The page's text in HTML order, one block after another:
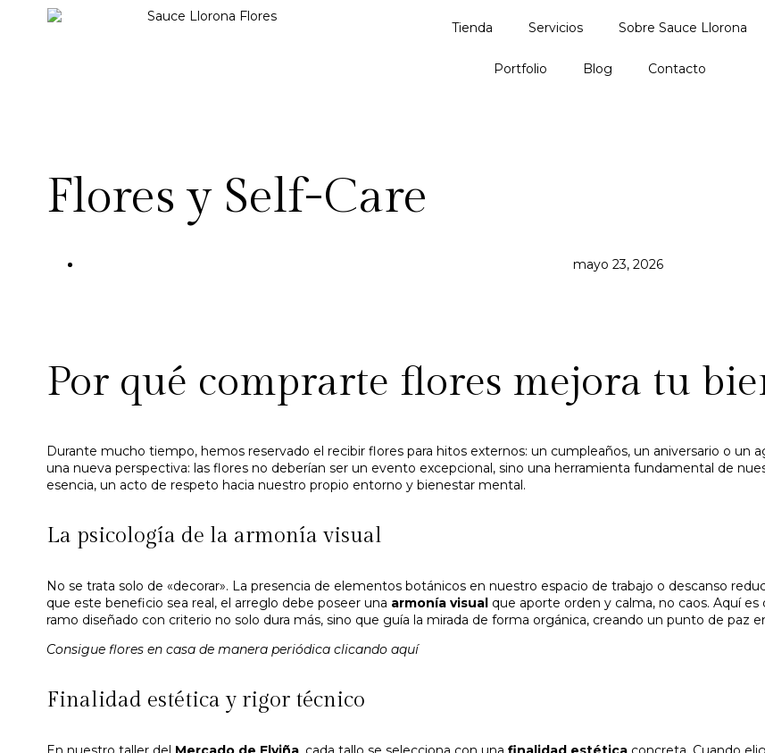
Tienda Servicios Sobre Sauce Llorona
Portfolio Blog Contacto
Flores y Self-Care
mayo 23, 2026
Por qué comprarte flores mejora tu
Durante mucho tiempo, hemos reservado el recibir flores para hitos externos: un cumpleaños, un aniversario o un
una nueva perspectiva: las flores no deberían ser un evento excepcional, sino una herramienta fundamental de
esencia, un acto de respeto hacia nuestro propio entorno y bienestar mental.
La psicología de la armonía visual
No se trata solo de «decorar». La presencia de elementos botánicos en nuestro espacio de trabajo o descanso
que este beneficio sea real, el arreglo debe poseer una armonía visual que aporte orden y calma, no caos. Aquí es
ramo diseñado con criterio no solo dura más, sino que guía la mirada de forma orgánica, creando un punto de paz
Consigue flores en casa de manera periódica clicando aquí
Finalidad estética y rigor técnico